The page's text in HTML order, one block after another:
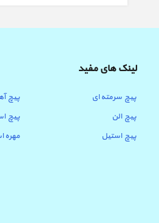
لینک های مفید
پیچ سرمته ای
پیچ
پیچ الن
پیچ
پیچ استیل
مهره